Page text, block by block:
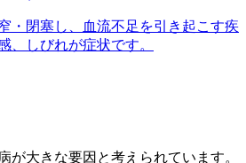
・閉塞し、血流不足を引き起こす疾
、しびれが症状です。
が大きな要因と考えられています。